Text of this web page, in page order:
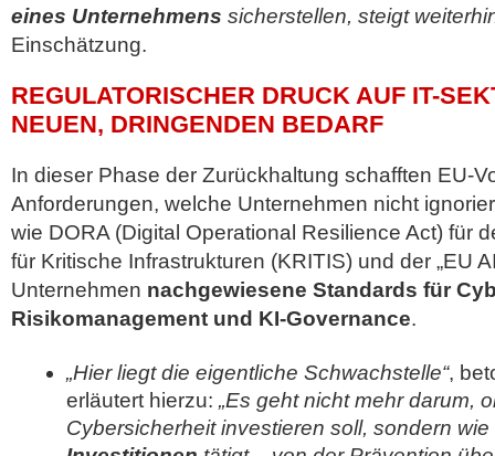
eines Unternehmens sicherstellen, steigt
Einschätzung.
REGULATORISCHER DRUCK AUF IT-
NEUEN, DRINGENDEN BEDARF
In dieser Phase der Zurückhaltung schafften EU-
Anforderungen, welche Unternehmen nicht
wie DORA (Digital Operational Resilience Act) für
für Kritische Infrastrukturen (KRITIS) und der „EU
Unternehmen nachgewiesene Standards für
Risikomanagement und KI-Governance.
„Hier liegt die eigentliche Schwachstelle“,
erläutert hierzu: „Es geht nicht mehr darum,
Cybersicherheit investieren soll, sondern